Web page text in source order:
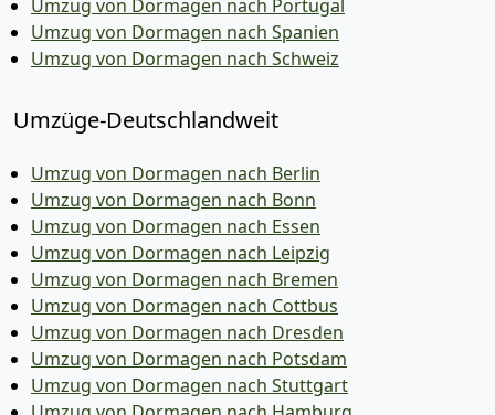
Umzug von Dormagen nach Portugal
Umzug von Dormagen nach Spanien
Umzug von Dormagen nach Schweiz
Umzüge-Deutschlandweit
Umzug von Dormagen nach Berlin
Umzug von Dormagen nach Bonn
Umzug von Dormagen nach Essen
Umzug von Dormagen nach Leipzig
Umzug von Dormagen nach Bremen
Umzug von Dormagen nach Cottbus
Umzug von Dormagen nach Dresden
Umzug von Dormagen nach Potsdam
Umzug von Dormagen nach Stuttgart